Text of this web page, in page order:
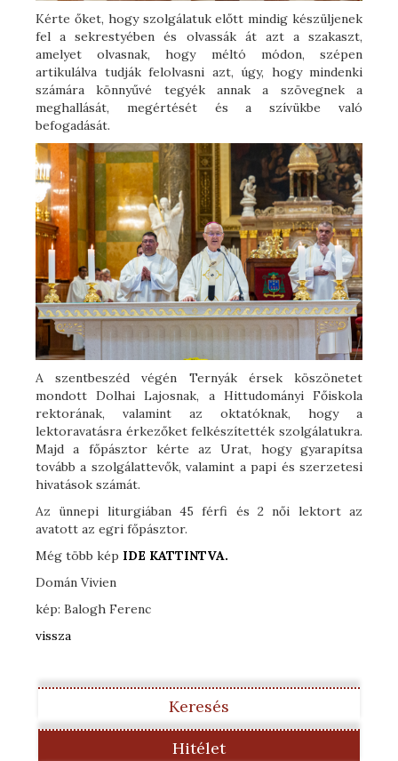
Kérte őket, hogy szolgálatuk előtt mindig készüljenek
fel a sekrestyében és olvassák át azt a szakaszt,
amelyet olvasnak, hogy méltó módon, szépen
artikulálva tudják felolvasni azt, úgy, hogy mindenki
számára könnyűvé tegyék annak a szövegnek a
meghallását, megértését és a szívükbe való
befogadását.
A szentbeszéd végén Ternyák érsek köszönetet
mondott Dolhai Lajosnak, a Hittudományi Főiskola
rektorának, valamint az oktatóknak, hogy a
lektoravatásra érkezőket felkészítették szolgálatukra.
Majd a főpásztor kérte az Urat, hogy gyarapítsa
tovább a szolgálattevők, valamint a papi és szerzetesi
hivatások számát.
Az ünnepi liturgiában 45 férfi és 2 női lektort az
avatott az egri főpásztor.
Még több kép IDE KATTINTVA.
Domán Vivien
kép: Balogh Ferenc
vissza
Keresés
Hitélet